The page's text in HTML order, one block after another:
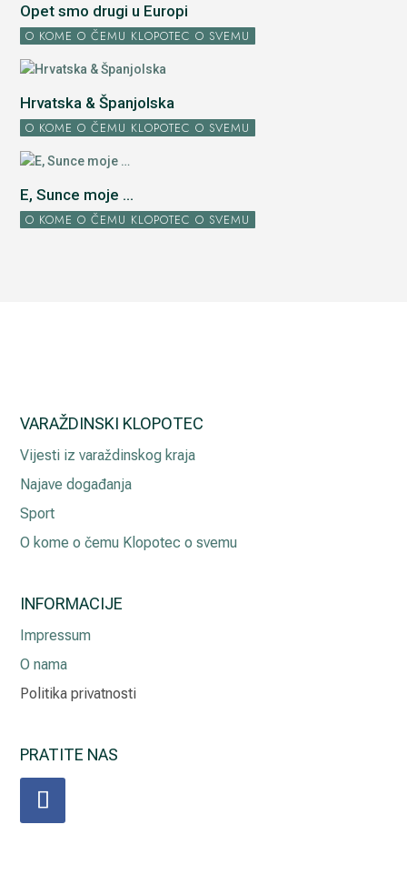
Opet smo drugi u Europi
O KOME O ČEMU KLOPOTEC O SVEMU
Hrvatska & Španjolska
O KOME O ČEMU KLOPOTEC O SVEMU
E, Sunce moje ...
O KOME O ČEMU KLOPOTEC O SVEMU
VARAŽDINSKI KLOPOTEC
Vijesti iz varaždinskog kraja
Najave događanja
Sport
O kome o čemu Klopotec o svemu
INFORMACIJE
Impressum
O nama
Politika privatnosti
PRATITE NAS